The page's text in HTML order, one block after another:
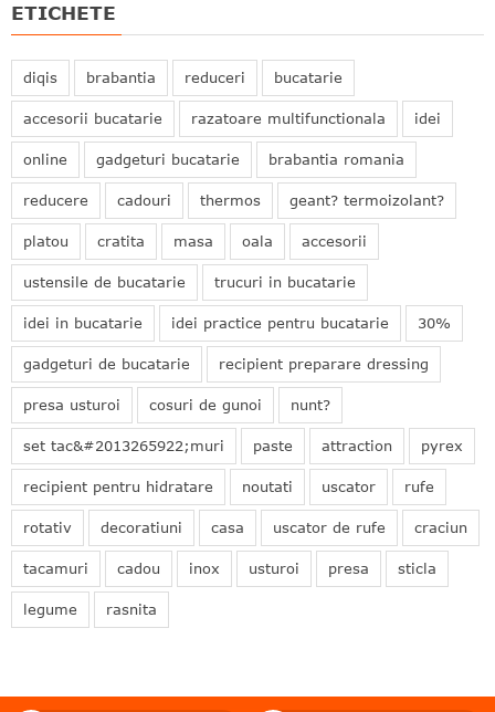
ETICHETE
diqis brabantia reduceri bucatarie
accesorii bucatarie razatoare multifunctionala idei
online gadgeturi bucatarie brabantia romania
reducere cadouri thermos geant? termoizolant?
platou cratita masa oala accesorii
ustensile de bucatarie trucuri in bucatarie
idei in bucatarie idei practice pentru bucatarie 30%
gadgeturi de bucatarie recipient preparare dressing
presa usturoi cosuri de gunoi nunt?
set tac&#2013265922;muri paste attraction pyrex
recipient pentru hidratare noutati uscator rufe
rotativ decoratiuni casa uscator de rufe craciun
tacamuri cadou inox usturoi presa sticla
legume rasnita